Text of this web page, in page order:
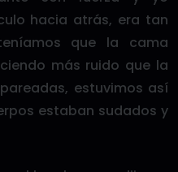
hacia atrás, era tan
que la cama
más ruido que la
estuvimos así
estaban sudados y